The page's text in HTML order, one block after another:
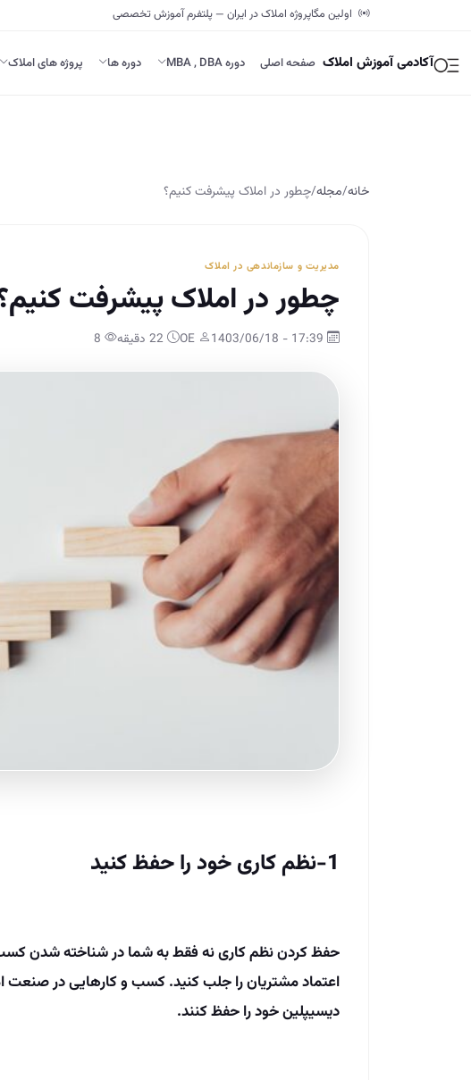
اولین مگاپروژه املاک در ایران — پلتفرم آموزش تخصصی
آکادمی آموزش املاک صفحه اصلی دوره MBA , DBA دوره ها پروژه های املاک
خانه/مجله/چطور در املاک پیشرفت کنیم؟
مدیریت و سازماندهی در املاک
چطور در املاک پیشرفت
1-نظم کاری خود را حفظ کنید
حفظ کردن نظم کاری نه فقط به شما در شناخته شدن
اعتماد مشتریان را جلب کنید. کسب­ و کارهایی در صنعت
دیسیپلین خود را حفظ کنند.